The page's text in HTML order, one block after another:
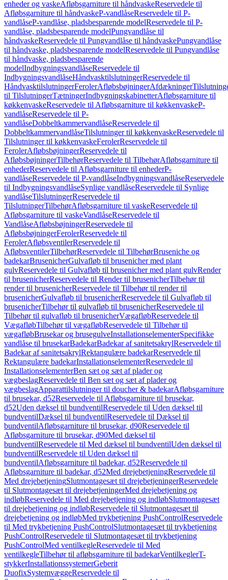
enheder og vaskeAfløbsgarniture til håndvaskeReservedele til
Afløbsgarniture til håndvaskeP-vandlåseReservedele til P-
vandlåseP-vandlåse, pladsbesparende modelReservedele til P-
vandlåse, pladsbesparende modelPungvandlåse til
håndvaskeReservedele til Pungvandlåse til håndvaskePungvandlåse
til håndvaske, pladsbesparende modelReservedele til Pungvandlåse
til håndvaske, pladsbesparende
modelIndbygningsvandlåseReservedele til
IndbygningsvandlåseHåndvasktilslutningerReservedele til
HåndvasktilslutningerFerolerAfløbsbøjningerAfdækninger
til TilslutningerTætningerIndbygningskabinetterAfløbsgarniture til
køkkenvaskeReservedele til Afløbsgarniture til køkkenvaskeP-
vandlåseReservedele til P-
vandlåseDobbeltkammervandlåseReservedele til
DobbeltkammervandlåseTilslutninger til køkkenvaskeReservedele til
Tilslutninger til køkkenvaskeFerolerReservedele til
FerolerAfløbsbøjningerReservedele til
AfløbsbøjningerTilbehørReservedele til TilbehørAfløbsgarniture til
enhederReservedele til Afløbsgarniture til enhederP-
vandlåseReservedele til P-vandlåseIndbygningsvandlåseReservedele
til IndbygningsvandlåseSynlige vandlåseReservedele til Synlige
vandlåseTilslutningerReservedele til
TilslutningerTilbehørAfløbsgarniture til vaskeReservedele til
Afløbsgarniture til vaskeVandlåseReservedele til
VandlåseAfløbsbøjningerReservedele til
AfløbsbøjningerFerolerReservedele til
FerolerAfløbsventilerReservedele til
AfløbsventilerTilbehørReservedele til TilbehørBruseniche og
badekarBrusenicherGulvafløb til brusenicher med plant
gulvReservedele til Gulvafløb til brusenicher med plant gulvRender
til brusenicherReservedele til Render til brusenicherTilbehør til
render til brusenicherReservedele til Tilbehør til render til
brusenicherGulvafløb til brusenicherReservedele til Gulvafløb til
brusenicherTilbehør til gulvafløb til brusenicherReservedele til
Tilbehør til gulvafløb til brusenicherVægafløbReservedele til
VægafløbTilbehør til vægafløbReservedele til Tilbehør til
vægafløbBrusekar og brusegulveInstallationselementerSpecifikke
vandlåse til brusekarBadekarBadekar af sanitetsakrylReservedele til
Badekar af sanitetsakrylRektangulære badekarReservedele til
Rektangulære badekarInstallationselementerReservedele til
InstallationselementerBen sæt og sæt af plader og
vægbeslagReservedele til Ben sæt og sæt af plader og
vægbeslagApparattilslutninger til doucher & badekarAfløbsgarniture
til brusekar, d52Reservedele til Afløbsgarniture til brusekar,
d52Uden dæksel til bundventilReservedele til Uden dæksel til
bundventilDæksel til bundventilReservedele til Dæksel til
bundventilAfløbsgarniture til brusekar, d90Reservedele til
Afløbsgarniture til brusekar, d90Med dæksel til
bundventilReservedele til Med dæksel til bundventilUden dæksel til
bundventilReservedele til Uden dæksel til
bundventilAfløbsgarniture til badekar, d52Reservedele til
Afløbsgarniture til badekar, d52Med drejebetjeningReservedele til
Med drejebetjeningSlutmontagesæt til drejebetjeningerReservedele
til Slutmontagesæt til drejebetjeningerMed drejebetjening og
indløbReservedele til Med drejebetjening og indløbSlutmontagesæt
til drejebetjening og indløbReservedele til Slutmontagesæt til
drejebetjening og indløbMed trykbetjening PushControlReservedele
til Med trykbetjening PushControlSlutmontagesæt til trykbetjening
PushControlReservedele til Slutmontagesæt til trykbetjening
PushControlMed ventilkegleReservedele til Med
ventilkegleTilbehør til afløbsgarniture til badekarVentilkeglerT-
stykkerInstallationssystemerGeberit
DuofixSystemvæggeReservedele til